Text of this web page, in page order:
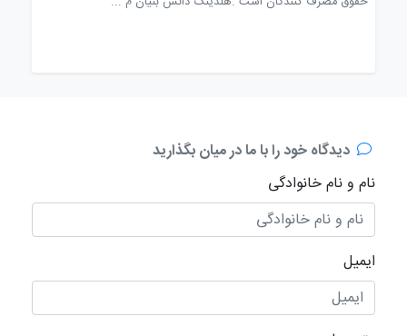
دیدگاه خود را با ما در میان بگذارید
نام و نام خانوادگی
ایمیل